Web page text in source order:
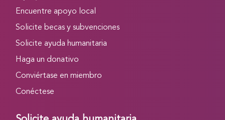
Encuentre apoyo local
Solicite becas y subvenciones
Solicite ayuda humanitaria
Haga un donativo
Conviértase en miembro
Conéctese